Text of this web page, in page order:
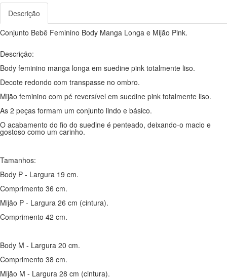
Descrição
Conjunto Bebê Feminino Body Manga Longa e Mijão Pink.
Descrição:
Body feminino manga longa em suedine pink totalmente liso.
Decote redondo com transpasse no ombro.
Mijão feminino com pé reversível em suedine pink totalmente liso.
As 2 peças formam um conjunto lindo e básico.
O acabamento do fio do suedine é penteado, deixando-o macio e
gostoso como um carinho.
Tamanhos:
Body P - Largura 19 cm.
Comprimento 36 cm.
Mijão P - Largura 26 cm (cintura).
Comprimento 42 cm.
Body M - Largura 20 cm.
Comprimento 38 cm.
Mijão M - Largura 28 cm (cintura).